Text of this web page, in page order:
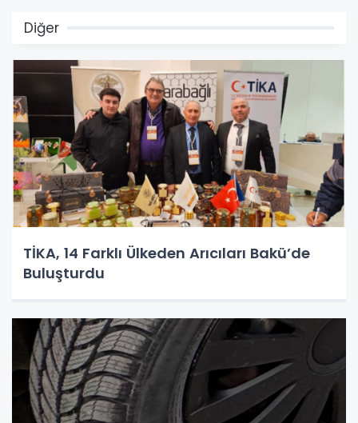
Diğer
TİKA, 14 Farklı Ülkeden Arıcıları Bakü’de
Buluşturdu